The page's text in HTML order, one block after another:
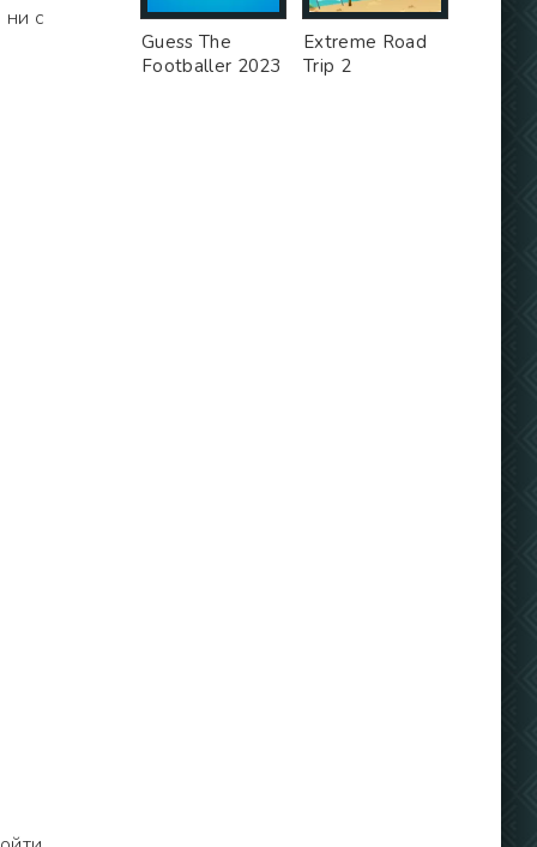
ни с
Guess The
Footballer 2023
Extreme Road
Trip 2